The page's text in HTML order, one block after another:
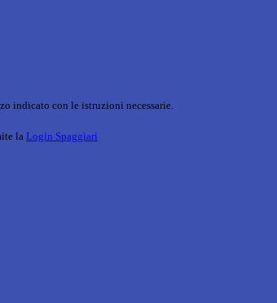
indicato con le istruzioni necessarie.
la Login Spaggiari